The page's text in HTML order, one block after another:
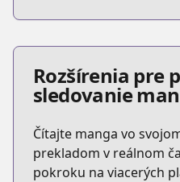
Rozšírenia pre
sledovanie
Čítajte manga vo
prekladom v reálnom
pokroku na viacerých